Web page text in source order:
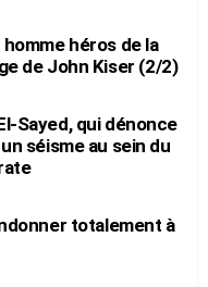
homme héros de la
de John Kiser (2/2)
Sayed, qui dénonce
séisme au sein du
totalement à